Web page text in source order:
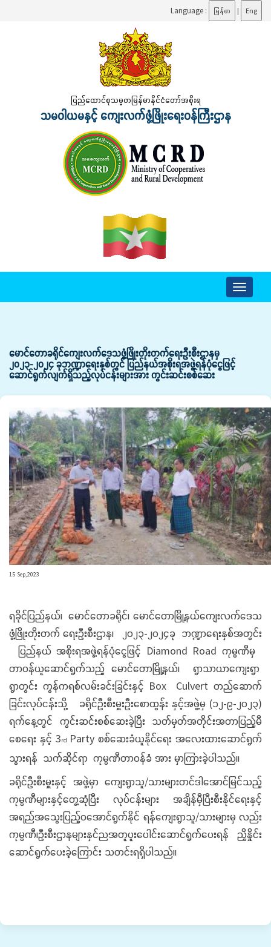
Language : မြန်မာ | Eng
ပြည်ထောင်စုသမ္မတမြန်မာနိုင်ငံတော်အစိုးရ
သမဝါယမနှင့် ကျေးလက်ဖွံ့ဖြိုးရေးဝန်ကြီးဌာန
Toggle
မောင်တောခရိုင်ကျေးလက်ဒေသဖွံ့ဖြိုးတိုးတက်ရေးဦးစီးဌာနမှ
၂၀၂၃-၂၀၂၄ ခုဘဏ္ဍာရေးနှစ်တွင် ပြည်နယ်အစိုးရအဖွဲ့ရန်ပုံငွေဖြင့်
ဆောင်ရွက်လျက်ရှိသည့်လုပ်ငန်းများအား ကွင်းဆင်းစစ်ဆေး
15 Sep,2023
ရခိုင်ပြည်နယ်၊ မောင်တောခရိုင်၊ မောင်တောမြို့နယ်ကျေးလက်ဒေသ
ဖွံ့ဖြိုးတိုးတက် ရေးဦးစီးဌာန၊ ၂၀၂၃-၂၀၂၄ခု ဘဏ္ဍာရေးနှစ်အတွင်း
ပြည်နယ် အစိုးရအဖွဲ့ရန်ပုံငွေဖြင့် Diamond Road ကုမ္ပဏီမှ
တာဝန်ယူဆောင်ရွက်သည့် မောင်တောမြို့နယ်၊ ရွာသာယာကျေးရွာ
ရွာတွင်း ကွန်ကရစ်လမ်းခင်းခြင်းနှင့် Box Culvert တည်ဆောက်
ခြင်းလုပ်ငန်းသို့ ခရိုင်ဦးစီးမှူးဦးစောထွန်း နှင့်အဖွဲ့မှ (၁၂-၉-၂၀၂၃)
ရက်နေ့တွင် ကွင်းဆင်းစစ်ဆေးခဲ့ပြီး သတ်မှတ်အတိုင်းအတာပြည့်မီ
စေရေး နှင့် 3rd Party စစ်ဆေးခံယူနိုင်ရေး အလေးထားဆောင်ရွက်
သွားရန် သက်ဆိုင်ရာ ကုမ္ပဏီတာဝန်ခံ အား မှာကြားခဲ့ပါသည်။
ခရိုင်ဦးစီးမှူးနှင့် အဖွဲ့မှာ ကျေးရွာသူ/သားများတင်ဒါအောင်မြင်သည့်
ကုမ္ပဏီများနှင့်တွေ့ဆုံပြီး လုပ်ငန်းများ အချိန်မှီပြီးစီးနိုင်ရေးနှင့်
အရည်အသွေးပြည့်ဝအောင်ရွက်နိုင် ရန်ကျေးရွာသူ/သားများမှ လည်း
ကုမ္ပဏီ၊ဦးစီးဌာနများနှင်ညအတူပူးပေါင်းဆောင်ရွက်ပေးရန် ညှိနှိုင်း
ဆောင်ရွက်ပေးခဲ့ကြောင်း သတင်းရရှိပါသည်။